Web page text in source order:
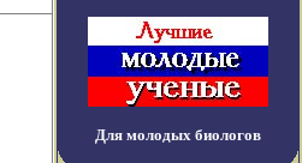
Для молодых биологов